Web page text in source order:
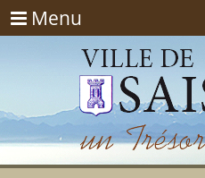
Menu
Menu